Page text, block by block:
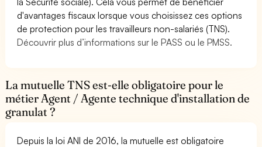
d'avantages fiscaux lorsque vous choisissez ces options
de protection pour les travailleurs non-salariés (TNS).
Découvrir plus d’informations sur le PASS ou le PMSS.
La mutuelle TNS est-elle obligatoire pour le
métier Agent / Agente technique d'installation de
granulat ?
Depuis la loi ANI de 2016, la mutuelle est obligatoire